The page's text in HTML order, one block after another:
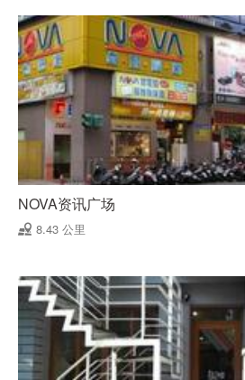
NOVA资讯广场
8.43 公里